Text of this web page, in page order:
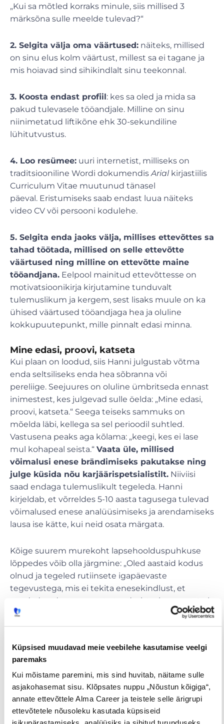
Küpsised muudavad meie veebilehe kasutamise veelgi
paremaks
Kui mõistame paremini, mis sind huvitab, näitame sulle
asjakohasemat sisu. Klõpsates nuppu „Nõustun kõigiga“,
annate ettevõttele Alma Career ja teistele selle ärigrupi
ettevõtetele nõusoleku kasutada küpsiseid
„Kui sa mõtled korraks minule, siis millised 3
märksõna sulle meelde tulevad?“
2. Selgita välja oma väärtused: näiteks, millised
on sinu elus kolm väärtust, millest sa ei tagane ja
mis hoiavad sind sihikindlalt sinu teekonnal.
3. Koosta endast profiil: kes sa oled ja mida sa
pakud tulevasele tööandjale. Milline on sinu
niinimetatud liftikõne ehk 30-sekundiline
lühitutvustus.
4. Loo resümee: uuri internetist, milliseks on
traditsiooniline Wordi dokumendisArialkirjastiilis
Curriculum Vitae muutunud tänasel
päeval. Eristumiseks saab endast luua näiteks
video CV või persooni kodulehe.
5. Selgita enda jaoks välja, millises ettevõttes sa
tahad töötada, millised on selle ettevõtte
väärtused ning milline on ettevõtte maine
tööandjana. Eelpool mainitud ettevõttesse on
motivatsioonikirja kirjutamine tunduvalt
tulemuslikum ja kergem, sest lisaks muule on ka
ühised väärtused tööandjaga hea ja oluline
kokkupuutepunkt, mille pinnalt edasi minna.
Mine edasi, proovi, katseta
Kui plaan on loodud, siis Hanni julgustab võtma
enda seltsiliseks enda hea sõbranna või
pereliige. Seejuures on oluline ümbritseda ennast
inimestest, kes julgevad sulle öelda: „Mine edasi,
proovi, katseta.“ Seega teiseks sammuks on
mõelda läbi, kellega sa sel perioodil suhtled.
Vastusena peaks aga kõlama: „keegi, kes ei lase
mul kohapeal seista.“ Vaata üle, millised
võimalusi enese brändimiseks pakutakse ning
julge küsida nõu karjäärispetsialistilt. Niiviisi
saad endaga tulemuslikult tegeleda. Hanni
kirjeldab, et võrreldes 5-10 aasta tagusega tulevad
võimalused enese analüüsimiseks ja arendamiseks
lausa ise kätte, kui neid osata märgata.
Kõige suurem murekoht lapsehoolduspuhkuse
lõppedes võib olla järgmine: „Oled aastaid kodus
olnud ja tegeled rutiinsete igapäevaste
tegevustega, mis ei tekita enesekindlust, et
suudad enda varasemate teadmiste, kogemuste ja
oskuste teel teha midagi rohkemat kui senised
igapäevased rutiinsed tegevused,“ jagab Hanni.
jooksed igas suunas ning saadad meeleheitlikult
CV-sid igasse ettevõttesse. Tähtis on keskenduda
olulisele – võta ettevõtte valikul arvesse, et
ettevõte peab aktsepteerima seda, et sul on
lapsed ja pakkuma vajadusel mõnevõrra
paindlikkust töös. „Lapsed ei ole tööle asumisel